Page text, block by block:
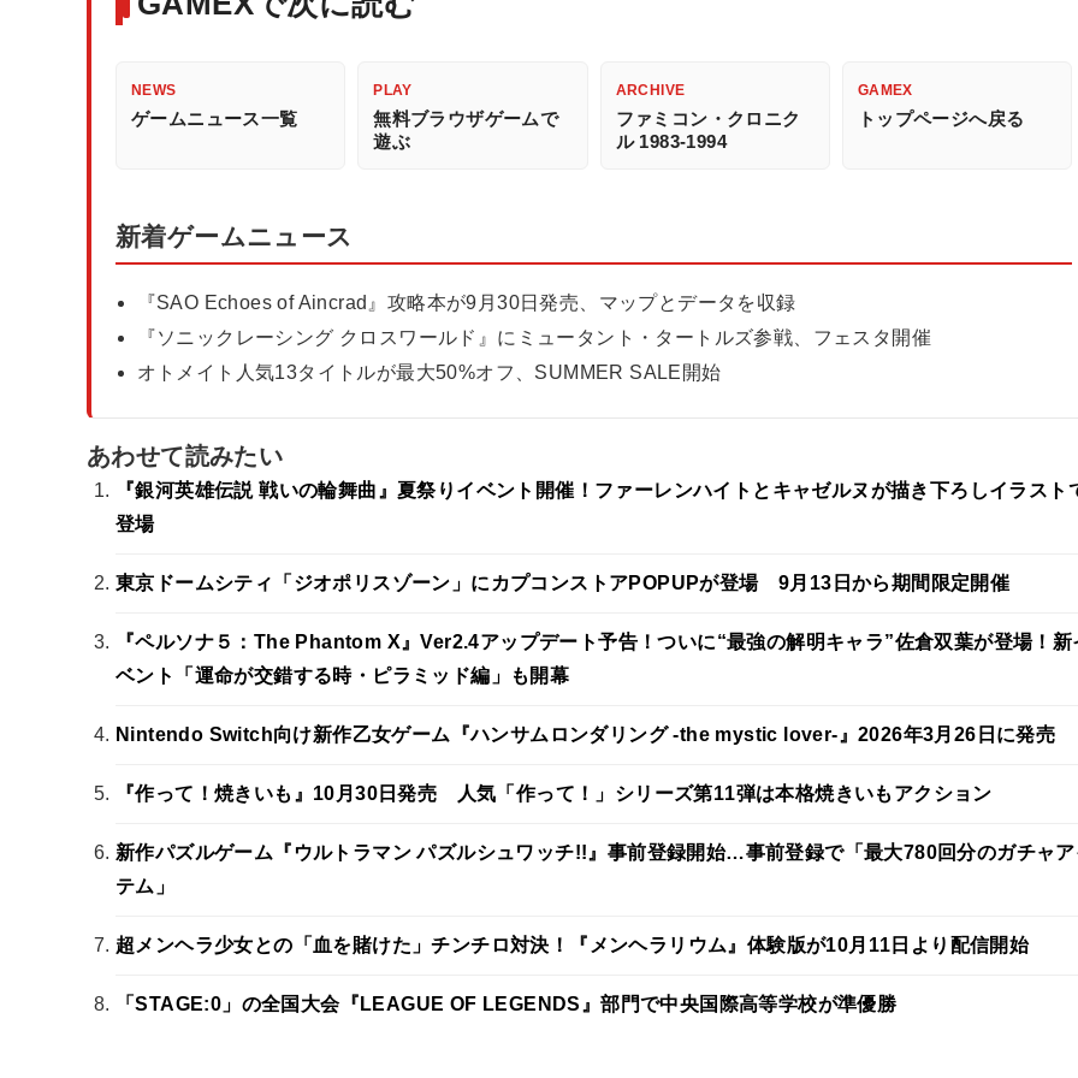
NEWS
ゲームニュース一覧
PLAY
無料ブラウザゲームで
遊ぶ
ARCHIVE
ファミコン・クロニク
ル 1983-1994
GAMEX
トップページへ戻る
新着ゲームニュース
『SAO Echoes of Aincrad』攻略本が9月30日発売、マップとデータを収録
『ソニックレーシング クロスワールド』にミュータント・タートルズ参戦、フェスタ開催
オトメイト人気13タイトルが最大50%オフ、SUMMER SALE開始
あわせて読みたい
『銀河英雄伝説 戦いの輪舞曲』夏祭りイベント開催！ファーレンハイトとキャゼルヌが描き下ろしイラスト
登場
東京ドームシティ「ジオポリスゾーン」にカプコンストアPOPUPが登場 9月13日から期間限定開催
『ペルソナ５：The Phantom X』Ver2.4アップデート予告！ついに“最強の解明キャラ”佐倉双葉が登場！新
ベント「運命が交錯する時・ピラミッド編」も開幕
Nintendo Switch向け新作乙女ゲーム『ハンサムロンダリング -the mystic lover-』2026年3月26日に発売
『作って！焼きいも』10月30日発売 人気「作って！」シリーズ第11弾は本格焼きいもアクション
新作パズルゲーム『ウルトラマン パズルシュワッチ!!』事前登録開始…事前登録で「最大780回分のガチャ
テム」
超メンヘラ少女との「血を賭けた」チンチロ対決！『メンヘラリウム』体験版が10月11日より配信開始
「STAGE:0」の全国大会『LEAGUE OF LEGENDS』部門で中央国際高等学校が準優勝